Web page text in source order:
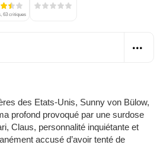
63 critiques
des Etats-Unis, Sunny von Bülow,
profond provoqué par une surdose
Claus, personnalité inquiétante et
accusé d’avoir tenté de